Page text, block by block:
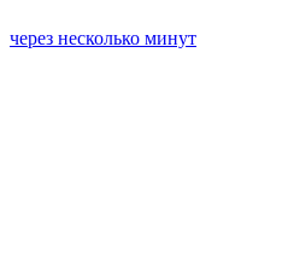
через несколько минут